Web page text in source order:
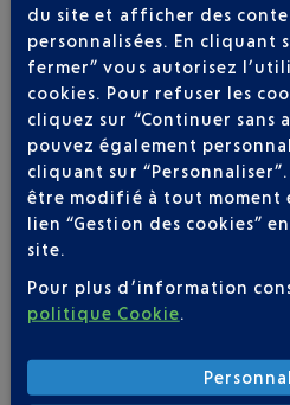
Soyez notifié(e) de
toutes les évolutions
pour ce vol
du site et afficher des
personnalisées. En cliquant
fermer” vous autorisez
cookies. Pour refuser les
cliquez sur “Continuer sans
pouvez également
cliquant sur
être modifié à tout moment
lien “Gestion des cookies”
site.
Pour plus d’information
politique Cookie